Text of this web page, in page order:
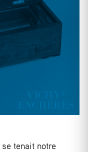
tenait notre